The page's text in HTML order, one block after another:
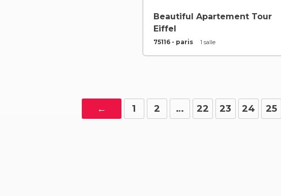
Beautiful Apartement Tour
Eiffel
75116 - paris 1 salle
← 1 2 … 22 23 24 25